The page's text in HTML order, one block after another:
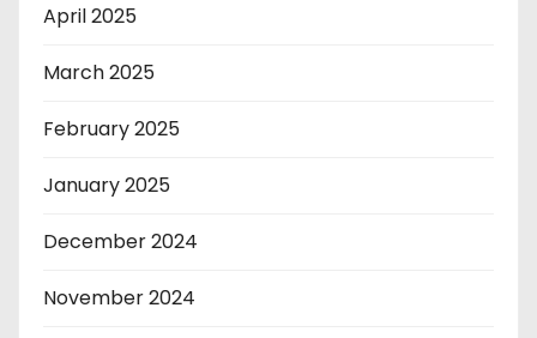
April 2025
March 2025
February 2025
January 2025
December 2024
November 2024